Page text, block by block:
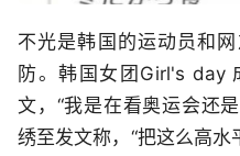
不光是韩国的运动员和
防。韩国女团Girl's day
文，“我是在看奥运会还
绣至发文称，“把这么高